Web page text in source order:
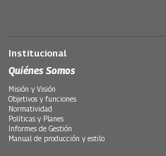
Institucional
Quiénes Somos
Misión y Visión
Objetivos y funciones
Normatividad
Políticas y Planes
Informes de Gestión
Manual de producción y estilo